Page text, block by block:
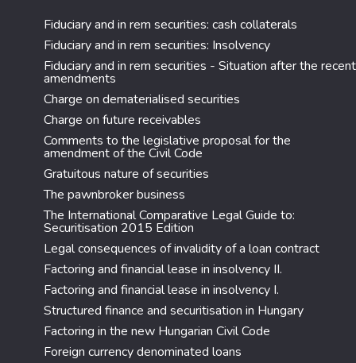
Fiduciary and in rem securities: cash collaterals
Fiduciary and in rem securities: Insolvency
Fiduciary and in rem securities - Situation after the recent
amendments
Charge on dematerialised securities
Charge on future receivables
Comments to the legislative proposal for the
amendment of the Civil Code
Gratuitous nature of securities
The pawnbroker business
The International Comparative Legal Guide to:
Securitisation 2015 Edition
Legal consequences of invalidity of a loan contract
Factoring and financial lease in insolvency II.
Factoring and financial lease in insolvency I.
Structured finance and securitisation in Hungary
Factoring in the new Hungarian Civil Code
Foreign currency denominated loans